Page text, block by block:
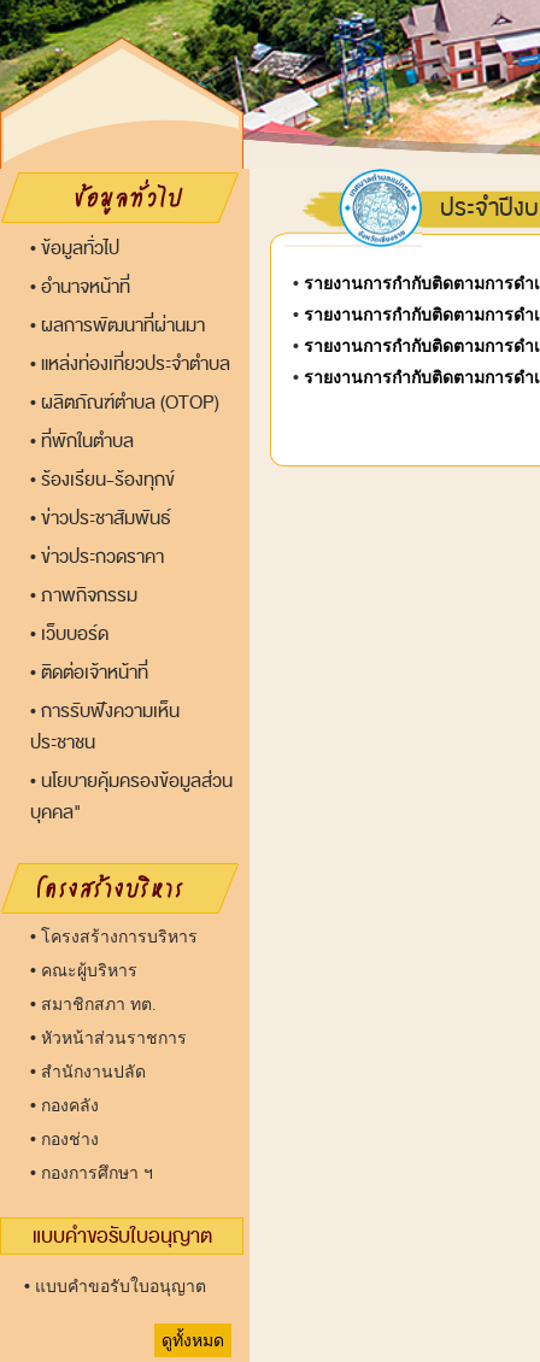
• ข้อมูลทั่วไป
• อำนาจหน้าที่
• ผลการพัฒนาที่ผ่านมา
• แหล่งท่องเที่ยวประจำตำบล
• ผลิตภัณฑ์ตำบล (OTOP)
• ที่พักในตำบล
• ร้องเรียน-ร้องทุกข์
• ข่าวประชาสัมพันธ์
• ข่าวประกวดราคา
• ภาพกิจกรรม
• เว็บบอร์ด
• ติดต่อเจ้าหน้าที่
• การรับฟังความเห็น
ประชาชน
• นโยบายคุ้มครองข้อมูลส่วน
บุคคล"
• โครงสร้างการบริหาร
• คณะผู้บริหาร
• สมาชิกสภา ทต.
• หัวหน้าส่วนราชการ
• สำนักงานปลัด
• กองคลัง
• กองช่าง
• กองการศึกษา ฯ
แบบคำขอรับใบอนุญาต
• แบบคำขอรับใบอนุญาต
ดูทั้งหมด
ประจำปี
• รายงานการกำกับติดตามการด
• รายงานการกำกับติดตามการด
• รายงานการกำกับติดตามการด
• รายงานการกำกับติดตามการด